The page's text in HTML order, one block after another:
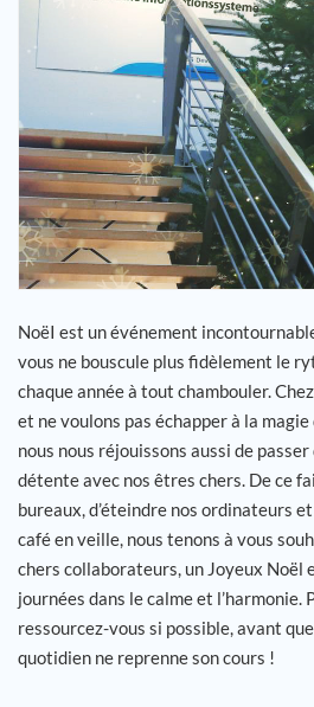
Références
Contact
NoëI est un événement
vous ne bouscule plus fidèlement le
chaque année à tout chambouler.
et ne voulons pas échapper à la
nous nous réjouissons aussi de
détente avec nos êtres chers. De ce
bureaux, d’éteindre nos ordinateurs
café en veille, nous tenons à vous
chers collaborateurs, un Joyeux Noël
journées dans le calme et
ressourcez-vous si possible, avant
quotidien ne reprenne son cours !